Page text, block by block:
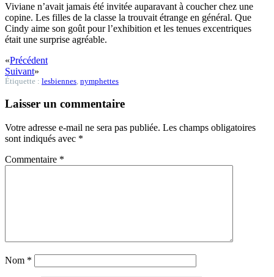
Viviane n’avait jamais été invitée auparavant à coucher chez une
copine. Les filles de la classe la trouvait étrange en général. Que
Cindy aime son goût pour l’exhibition et les tenues excentriques
était une surprise agréable.
«Précédent
Suivant»
Étiquette : lesbiennes nymphettes
Laisser un commentaire
Votre adresse e-mail ne sera pas publiée. Les champs obligatoires
sont indiqués avec *
Commentaire *
Nom *